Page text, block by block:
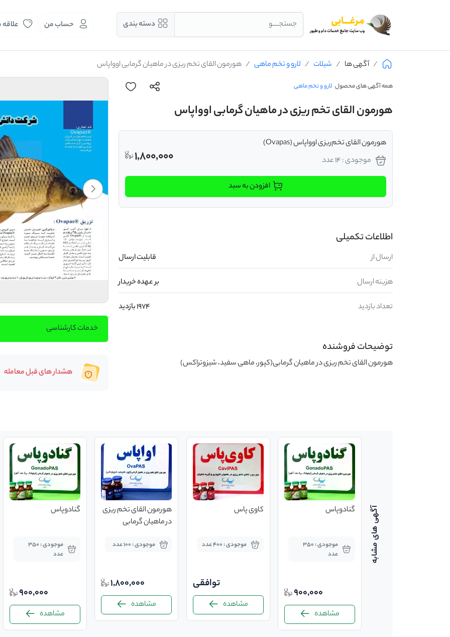
جستجــــو دسته بندی حساب من
آگهی ها شیلات لارو و تخم ماهی هورمون القای تخم ریزی در ماهیان گرمابی اوواپاس
همه آگهی های محصول لارو و تخم ماهی
هورمون القای تخم ریزی در ماهیان گرمابی اوواپاس
هورمون القای تخم‌ریزی اوواپاس (Ovapas)
موجودی : 14 عدد
1,800,000
افزودن به سبد
اطلاعات تکمیلی
ارسال از قابلیت ارسال
هزینه ارسال بر عهده خریدار
تعداد بازدید 1974 بازدید
توضیحات فروشنده
هورمون القای تخم ریزی در ماهیان گرمابی(کپور، ماهی سفید، شیزوتراکس)
خدمات کارشناسی
هشدار های قبل معامله
همزمان سازی رسیدگی و
گنادوپاس
موجودی : 350
عدد
900,000
مشاهده
کاوی پاس
موجودی : 400 عدد
توافقی
مشاهده
هورمون القای تخم ریزی
در ماهیان گرمابی
موجودی : 100 عدد
1,800,000
مشاهده
گنادوپاس
موجودی : 350
عدد
900,000
مشاهده